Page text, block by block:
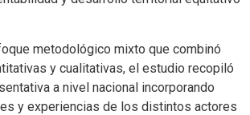
metodológico mixto que combinó
y cualitativas, el estudio recopiló
a nivel nacional incorporando
y experiencias de los distintos actores